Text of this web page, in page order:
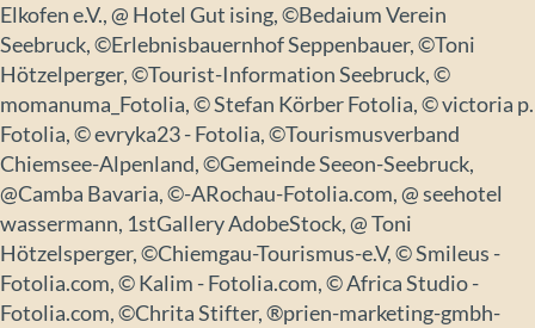
Elkofen e.V., @ Hotel Gut ising, ©Bedaium Verein
Seebruck, ©Erlebnisbauernhof Seppenbauer, ©Toni
Hötzelperger, ©Tourist-Information Seebruck, ©
momanuma_Fotolia, © Stefan Körber Fotolia, © victoria p.
Fotolia, © evryka23 - Fotolia, ©Tourismusverband
Chiemsee-Alpenland, ©Gemeinde Seeon-Seebruck,
@Camba Bavaria, ©-ARochau-Fotolia.com, @ seehotel
wassermann, 1stGallery AdobeStock, @ Toni
Hötzelsperger, ©Chiemgau-Tourismus-e.V, © Smileus -
Fotolia.com, © Kalim - Fotolia.com, © Africa Studio -
Fotolia.com, ©Chrita Stifter, ®prien-marketing-gmbh-